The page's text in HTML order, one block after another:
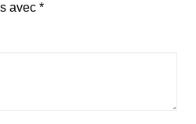
avec *